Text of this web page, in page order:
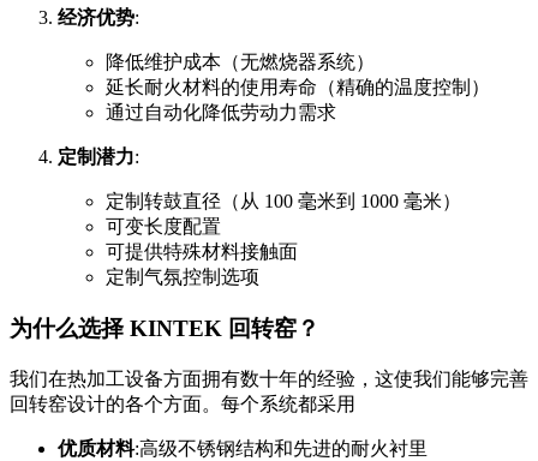
经济优势:
降低维护成本（无燃烧器系统）
延长耐火材料的使用寿命（精确的温度控制）
通过自动化降低劳动力需求
定制潜力:
定制转鼓直径（从 100 毫米到 1000 毫米）
可变长度配置
可提供特殊材料接触面
定制气氛控制选项
为什么选择 KINTEK 回转窑？
我们在热加工设备方面拥有数十年的经验，这使我们能够完善
回转窑设计的各个方面。每个系统都采用
优质材料:高级不锈钢结构和先进的耐火衬里